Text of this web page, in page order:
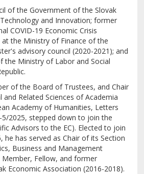
of the Government of the Slovak
and Innovation; former
COVID-19 Economic Crisis
the Ministry of Finance of the
advisory council (2020-2021); and
the Ministry of Labor and Social
of the Board of Trustees, and Chair
Related Sciences of Academia
Academy of Humanities, Letters
5/2025, stepped down to join the
Advisors to the EC). Elected to join
he has served as Chair of its Section
Business and Management
Member, Fellow, and former
Economic Association (2016-2018).